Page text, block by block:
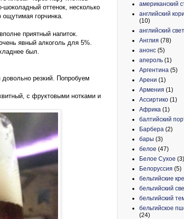
оттенок, несколько
горчинка.
приятный напиток.
явный алкоголь для 5%.
был.
резкий. Попробуем
с фруктовыми нотками и
американский
английский
(10)
английский
Англия (78)
анонс (5)
апероль (1)
Аргентина (5)
Арени (1)
Армения (1)
Ассиртико (1)
Африка (1)
балтийский
Барбера (2)
бары (3)
белое (47)
Белое Сухое (3)
Белоруссия (5)
бельгийские
бельгийский
бельгийский
бельгийское
(24)